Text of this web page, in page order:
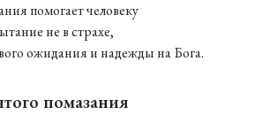
помогает человеку
не в страхе,
ожидания и надежды на Бога.
помазания